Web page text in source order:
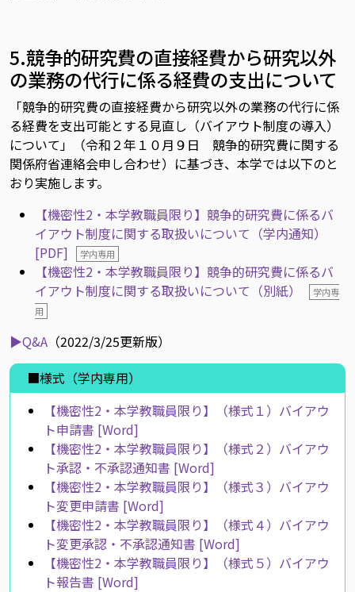
5.競争的研究費の直接経費から研究以外
の業務の代行に係る経費の支出について
「競争的研究費の直接経費から研究以外の業務の代行に係
る経費を支出可能とする見直し（バイアウト制度の導入）
について」（令和２年１０月９日 競争的研究費に関する
関係府省連絡会申し合わせ）に基づき、本学では以下のと
おり実施します。
【機密性2・本学教職員限り】競争的研究費に係るバ
イアウト制度に関する取扱いについて（学内通知）
[PDF]
学内専用
【機密性2・本学教職員限り】競争的研究費に係るバ
イアウト制度に関する取扱いについて（別紙）
学内専
用
▶Q&A （2022/3/25更新版）
■様式（学内専用）
【機密性2・本学教職員限り】（様式１）バイアウ
ト申請書 [Word]
【機密性2・本学教職員限り】（様式２）バイアウ
ト承認・不承認通知書 [Word]
【機密性2・本学教職員限り】（様式３）バイアウ
ト変更申請書 [Word]
【機密性2・本学教職員限り】（様式４）バイアウ
ト変更承認・不承認通知書 [Word]
【機密性2・本学教職員限り】（様式５）バイアウ
ト報告書 [Word]